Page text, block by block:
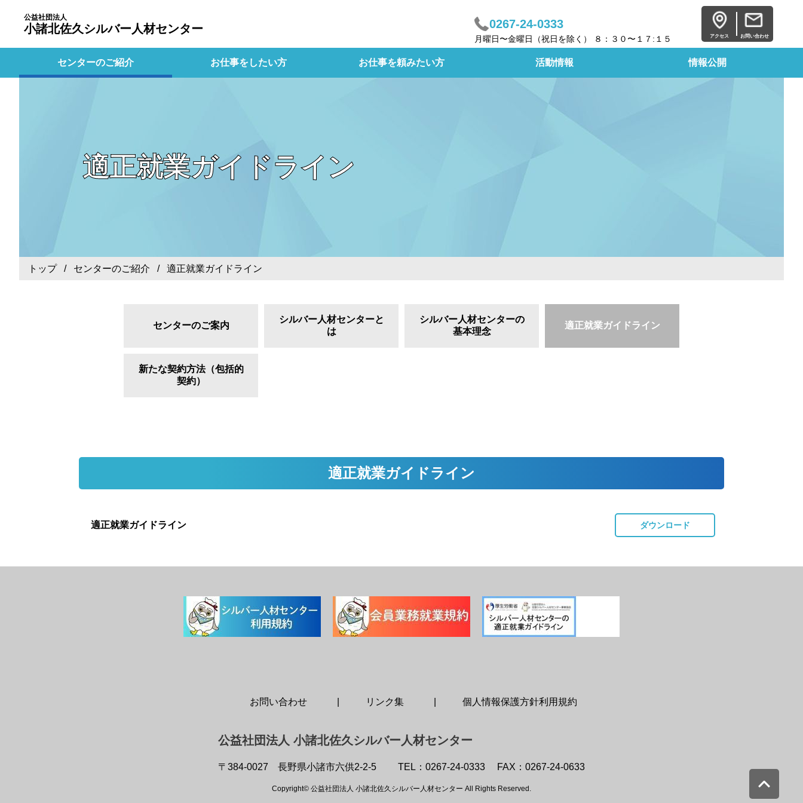
公益社団法人
小諸北佐久シルバー人材センター 0267-24-0333
月曜日〜金曜日（祝日を除く） ８：３０〜１７:１５ アクセス お問い合わせ
センターのご紹介 お仕事をしたい方 お仕事を頼みたい方 活動情報 情報公開
適正就業ガイドライン
トップ/ センターのご紹介 / 適正就業ガイドライン
センターのご案内
シルバー人材センターと
は
シルバー人材センターの
基本理念
適正就業ガイドライン
新たな契約方法（包括的
契約）
適正就業ガイドライン
適正就業ガイドライン ダウンロード
お問い合わせ リンク集 個人情報保護方針利用規約
公益社団法人 小諸北佐久シルバー人材センター
〒384-0027 長野県小諸市六供2-2-5 TEL：0267-24-0333 FAX：0267-24-0633
Copyright© 公益社団法人 小諸北佐久シルバー人材センター All Rights Reserved.